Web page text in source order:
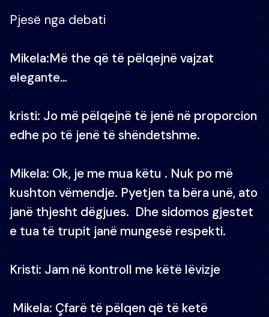
Pjesë nga debati
Mikela:Më the që të pëlqejnë vajzat
elegante…
kristi: Jo më pëlqejnë të jenë në proporcion
edhe po të jenë të shëndetshme.
Mikela: Ok, je me mua këtu . Nuk po më
kushton vëmendje. Pyetjen ta bëra unë, ato
janë thjesht dëgjues. Dhe sidomos gjestet
e tua të trupit janë mungesë respekti.
Kristi: Jam në kontroll me këtë lëvizje
Mikela: Çfarë të pëlqen që të ketë